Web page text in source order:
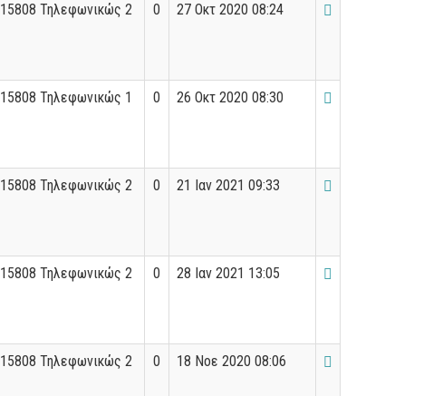
15808 Τηλεφωνικώς 2 0 27 Οκτ 2020 08:24
15808 Τηλεφωνικώς 1 0 26 Οκτ 2020 08:30
15808 Τηλεφωνικώς 2 0 21 Ιαν 2021 09:33
15808 Τηλεφωνικώς 2 0 28 Ιαν 2021 13:05
15808 Τηλεφωνικώς 2 0 18 Νοε 2020 08:06